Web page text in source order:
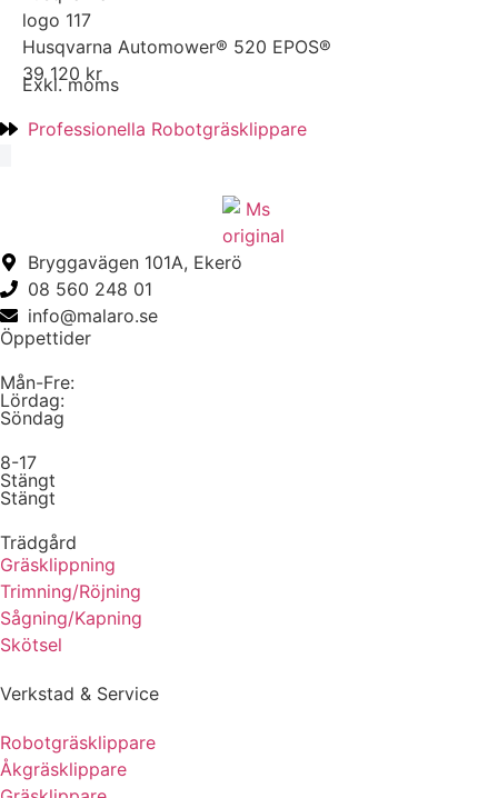
Husqvarna Automower® 520 EPOS®
39 120 kr
Exkl. moms
Professionella Robotgräsklippare
Bryggavägen 101A, Ekerö
08 560 248 01
info@malaro.se
Öppettider
Mån-Fre:
Lördag:
Söndag
8-17
Stängt
Stängt
Trädgård
Gräsklippning
Trimning/Röjning
Sågning/Kapning
Skötsel
Verkstad & Service
Robotgräsklippare
Åkgräsklippare